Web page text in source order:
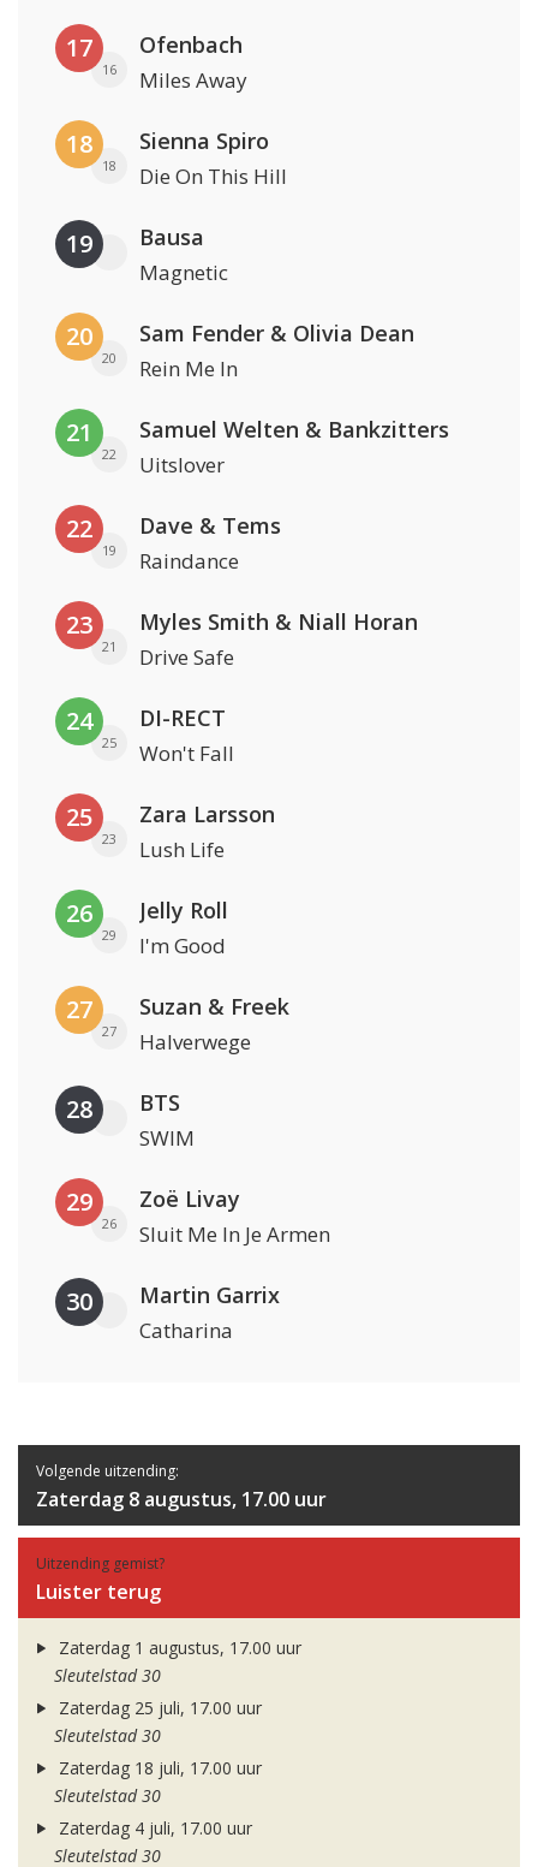
17
16
Ofenbach
Miles Away
18
18
Sienna Spiro
Die On This Hill
19 Bausa
Magnetic
20
20
Sam Fender & Olivia Dean
Rein Me In
21
22
Samuel Welten & Bankzitters
Uitslover
22
19
Dave & Tems
Raindance
23
21
Myles Smith & Niall Horan
Drive Safe
24
25
DI-RECT
Won't Fall
25
23
Zara Larsson
Lush Life
26
29
Jelly Roll
I'm Good
27
27
Suzan & Freek
Halverwege
28 BTS
SWIM
29
26
Zoë Livay
Sluit Me In Je Armen
30 Martin Garrix
Catharina
Volgende uitzending:
Zaterdag 8 augustus, 17.00 uur
Uitzending gemist?
Luister terug
Zaterdag 1 augustus, 17.00 uur
Sleutelstad 30
Zaterdag 25 juli, 17.00 uur
Sleutelstad 30
Zaterdag 18 juli, 17.00 uur
Sleutelstad 30
Zaterdag 4 juli, 17.00 uur
Sleutelstad 30